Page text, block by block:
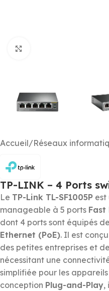
Accueil/Réseaux
TP-LINK – 4 Ports
Le TP-Link TL-SF1005P est
manageable à 5 ports Fast
dont 4 ports sont équipés
Ethernet (PoE). Il est
des petites entreprises et
nécessitant une
simplifiée pour les
conception Plug-and-Play,